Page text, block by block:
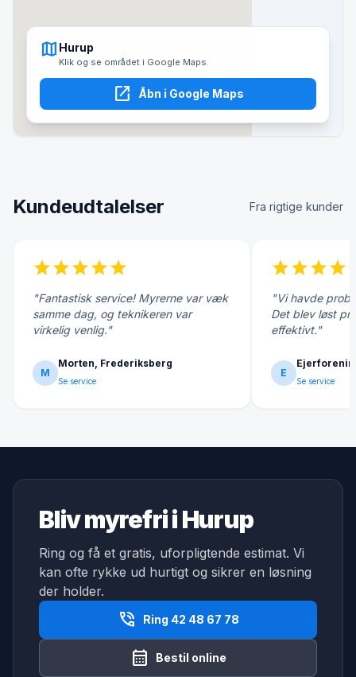
map Hurup
Klik og se området i Google Maps.
open_in_new Åbn i Google Maps
Kundeudtalelser Fra rigtige kunder
starstarstarstarstar
"Fantastisk service! Myrerne var væk
samme dag, og teknikeren var
virkelig venlig."
M
Morten, Frederiksberg
Se service
starstarstarstar
"Vi havde
Det blev løst
effektivt."
E
Se service
Bliv myrefri i Hurup
Ring og få et gratis, uforpligtende estimat. Vi
kan ofte rykke ud hurtigt og sikrer en løsning
der holder.
phone_in_talk Ring 42 48 67 78
calendar_month Bestil online